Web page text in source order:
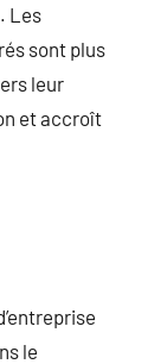
Les
sont plus
leur
et accroît
le